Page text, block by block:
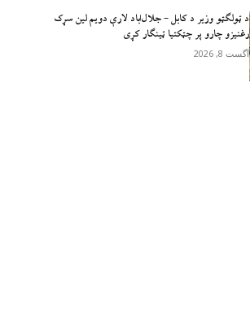
د ټولګټو وزیر د کابل – جلال‌اباد لارې دویم لین سړک
رغنیزو چارو پر چټکتیا ټینګار کړی
آگست 8, 2026